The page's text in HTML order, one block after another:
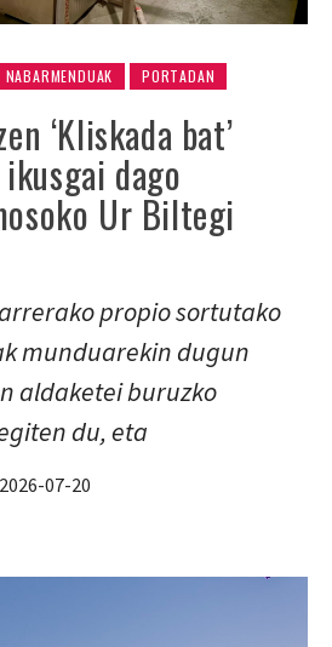
NABARMENDUAK PORTADAN
‘Kliskada bat’
dago
Ur Biltegi
propio sortutako
munduarekin dugun
aldaketei buruzko
du, eta
2026-07-20